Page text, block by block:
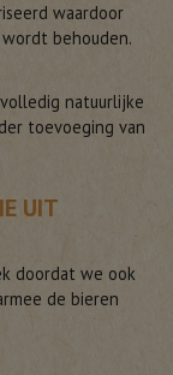
waardoor
behouden.
natuurlijke
toevoeging van
UIT
doordat we ook
de bieren